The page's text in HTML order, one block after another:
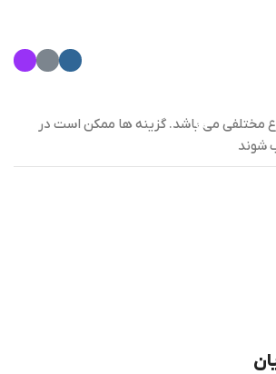
مختلفی می باشد. گزینه ها ممکن است در
شوند